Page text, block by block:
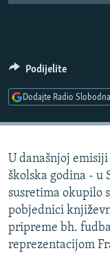
SPECIJALI RSE
VIŠE OD NASLOVA
TV LIBERTY
POST SCRIPTUM
MOJA EVROPA
TRI DECENIJE OD RATA
PRATITE NAS
Sve RFE/RL
Podijelite
Dodajte Radio
U današnjoj
školska godina - u
susretima okupilo
pobjednici
pripreme bh.
reprezentacijom